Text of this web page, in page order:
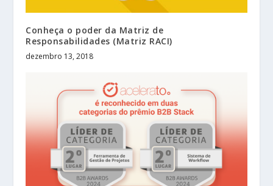
Conheça o poder da Matriz de
Responsabilidades (Matriz RACI)
dezembro 13, 2018